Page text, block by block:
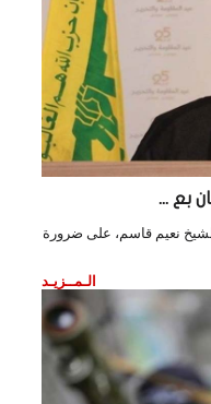
بع ...
الشيخ نعيم قاسم، على ضرورة
الـمــزيـد